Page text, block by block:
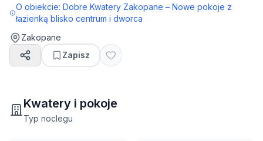
O obiekcie:Dobre Kwatery Zakopane – Nowe pokoje z
łazienką blisko centrum i dworca
Zakopane
Zapisz
Kwatery i pokoje
Typ noclegu